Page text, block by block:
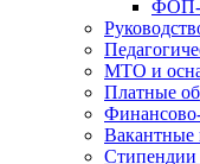
ФОП-
МТО и
Платные
Финансово-
Вакантные